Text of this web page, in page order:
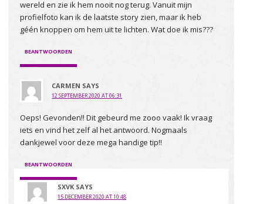
wereld en zie ik hem nooit nog terug. Vanuit mijn
profielfoto kan ik de laatste story zien, maar ik heb
géén knoppen om hem uit te lichten. Wat doe ik mis???
BEANTWOORDEN
CARMEN SAYS
12 SEPTEMBER 2020 AT 06:31
Oeps! Gevonden!! Dit gebeurd me zooo vaak! Ik vraag
iets en vind het zelf al het antwoord. Nogmaals
dankjewel voor deze mega handige tip!!
BEANTWOORDEN
SXVK SAYS
15 DECEMBER 2020 AT 10:48